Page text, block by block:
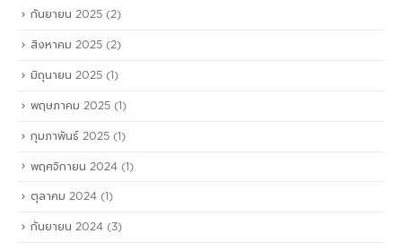
กันยายน 2025 (2)
สิงหาคม 2025 (2)
มิถุนายน 2025 (1)
พฤษภาคม 2025 (1)
กุมภาพันธ์ 2025 (1)
พฤศจิกายน 2024 (1)
ตุลาคม 2024 (1)
กันยายน 2024 (3)